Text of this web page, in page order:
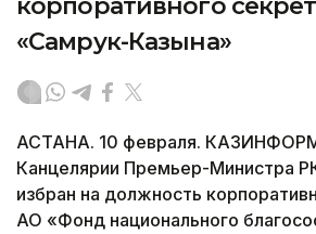
корпоративного
«Самрук-Казына»
АСТАНА. 10 февраля.
Канцелярии Премьер-Министра
избран на должность
АО «Фонд национального